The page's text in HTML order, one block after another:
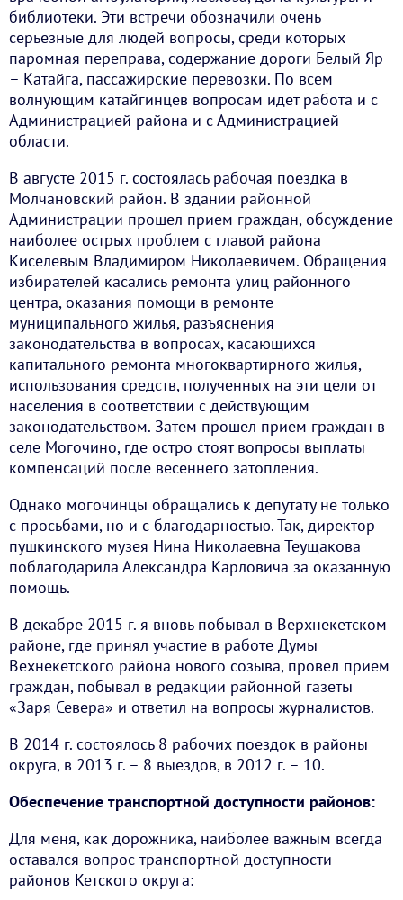
библиотеки. Эти встречи обозначили очень
серьезные для людей вопросы, среди которых
паромная переправа, содержание дороги Белый Яр
– Катайга, пассажирские перевозки. По всем
волнующим катайгинцев вопросам идет работа и с
Администрацией района и с Администрацией
области.
В августе 2015 г. состоялась рабочая поездка в
Молчановский район. В здании районной
Администрации прошел прием граждан, обсуждение
наиболее острых проблем с главой района
Киселевым Владимиром Николаевичем. Обращения
избирателей касались ремонта улиц районного
центра, оказания помощи в ремонте
муниципального жилья, разъяснения
законодательства в вопросах, касающихся
капитального ремонта многоквартирного жилья,
использования средств, полученных на эти цели от
населения в соответствии с действующим
законодательством. Затем прошел прием граждан в
селе Могочино, где остро стоят вопросы выплаты
компенсаций после весеннего затопления.
Однако могочинцы обращались к депутату не только
с просьбами, но и с благодарностью. Так, директор
пушкинского музея Нина Николаевна Теущакова
поблагодарила Александра Карловича за оказанную
помощь.
В декабре 2015 г. я вновь побывал в Верхнекетском
районе, где принял участие в работе Думы
Вехнекетского района нового созыва, провел прием
граждан, побывал в редакции районной газеты
«Заря Севера» и ответил на вопросы журналистов.
В 2014 г. состоялось 8 рабочих поездок в районы
округа, в 2013 г. – 8 выездов, в 2012 г. – 10.
Обеспечение транспортной доступности районов:
Для меня, как дорожника, наиболее важным всегда
оставался вопрос транспортной доступности
районов Кетского округа: